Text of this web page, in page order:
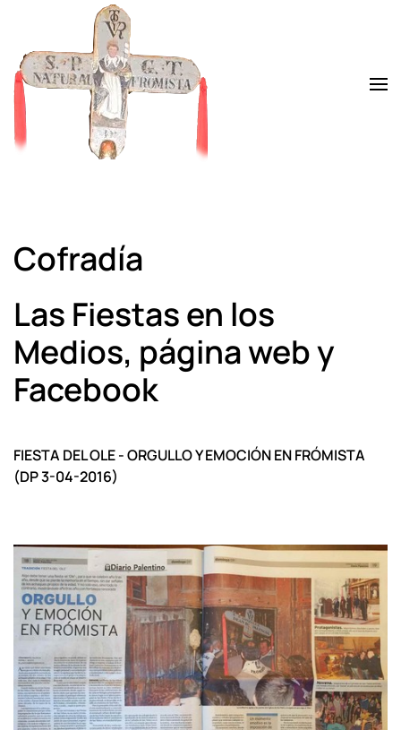
Skip to main content
Cofradía
Las Fiestas en los
Medios, página web y
Facebook
FIESTA DEL OLE - ORGULLO Y EMOCIÓN EN FRÓMISTA
(DP 3-04-2016)